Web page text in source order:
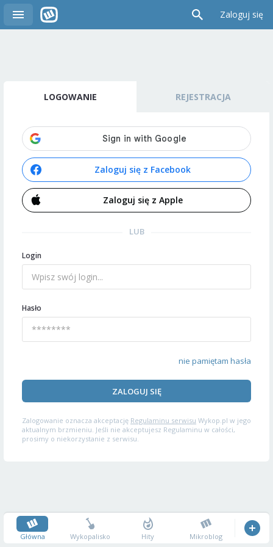
Zaloguj się
LOGOWANIE REJESTRACJA
Zaloguj się z Facebook
Zaloguj się z Apple
LUB
Login
Hasło
nie pamiętam hasła
ZALOGUJ SIĘ
Zalogowanie oznacza akceptację Regulaminu serwisu Wykop.pl w jego
aktualnym brzmieniu. Jeśli nie akceptujesz Regulaminu w całości,
prosimy o niekorzystanie z serwisu.
Główna Wykopalisko Hity Mikroblog